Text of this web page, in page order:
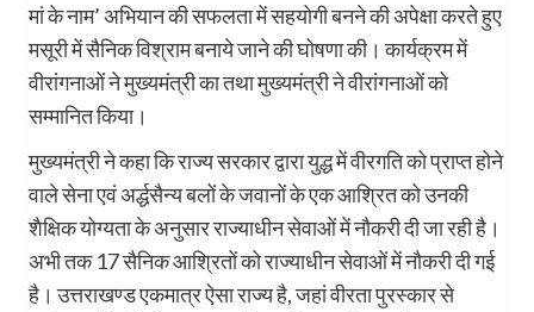
मां के नाम’ अभियान की सफलता में सहयोगी बनने की अपेक्षा करते हुए
मसूरी में सैनिक विश्राम बनाये जाने की घोषणा की। कार्यक्रम में
वीरांगनाओं ने मुख्यमंत्री का तथा मुख्यमंत्री ने वीरांगनाओं को
सम्मानित किया।
मुख्यमंत्री ने कहा कि राज्य सरकार द्वारा युद्ध में वीरगति को प्राप्त होने
वाले सेना एवं अर्द्धसैन्य बलों के जवानों के एक आश्रित को उनकी
शैक्षिक योग्यता के अनुसार राज्याधीन सेवाओं में नौकरी दी जा रही है।
अभी तक 17 सैनिक आश्रितों को राज्याधीन सेवाओं में नौकरी दी गई
है। उत्तराखण्ड एकमात्र ऐसा राज्य है, जहां वीरता पुरस्कार से